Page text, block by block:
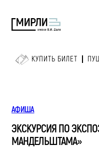
КУПИТЬ БИЛЕТ
АФИША
ЭКСКУРСИЯ ПО
МАНДЕЛЬШТАМА»